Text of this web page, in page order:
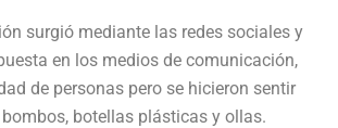
surgió mediante las redes sociales y
en los medios de comunicación,
de personas pero se hicieron sentir
botellas plásticas y ollas.